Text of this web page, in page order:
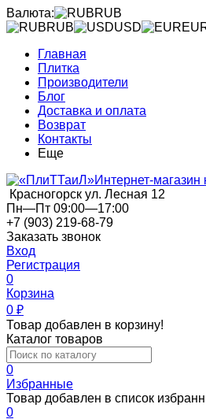
Валюта:
RUB
RUB
USD
Главная
Плитка
Производители
Блог
Доставка и оплата
Возврат
Контакты
Еще
Интернет-магазин
Красногорск ул. Лесная 12
Пн—Пт 09:00—17:00
+7 (903) 219-68-79
Заказать звонок
Вход
Регистрация
0
Корзина
0 ₽
Товар добавлен в корзину!
Каталог товаров
0
Избранные
Товар добавлен в список
0